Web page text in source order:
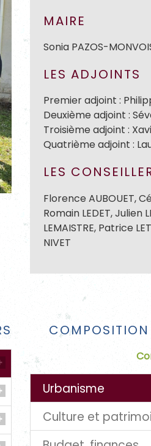
MAIRE
Sonia PAZOS-
LES ADJOINTS
Premier adjoint :
Deuxième adjoint :
Troisième adjoint :
Quatrième adjoint :
LES
Florence AUBOUET,
Romain LEDET, Julien
LEMAISTRE, Patrice
NIVET
Urbanisme
PLU/SIRDAB/PLH,
Culture et